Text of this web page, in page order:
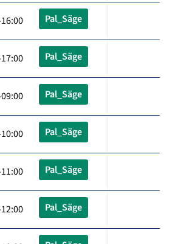
Pal_Säge
Pal_Säge
Pal_Säge
Pal_Säge
Pal_Säge
Pal_Säge